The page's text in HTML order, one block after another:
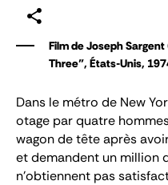
Film de Joseph
Three", États-Unis,
Dans le métro de New
otage par quatre
wagon de tête après
et demandent un million
n’obtiennent pas